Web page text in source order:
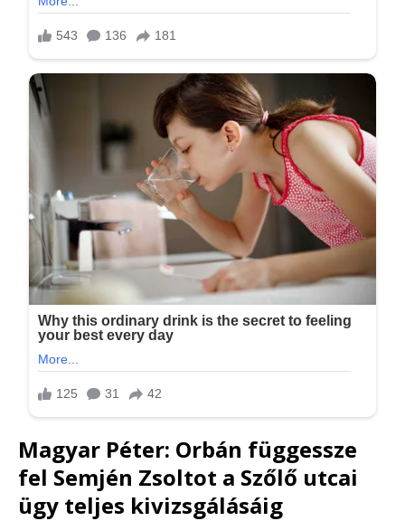
Magyar Péter: Orbán függessze
fel Semjén Zsoltot a Szőlő utcai
ügy teljes kivizsgálásáig